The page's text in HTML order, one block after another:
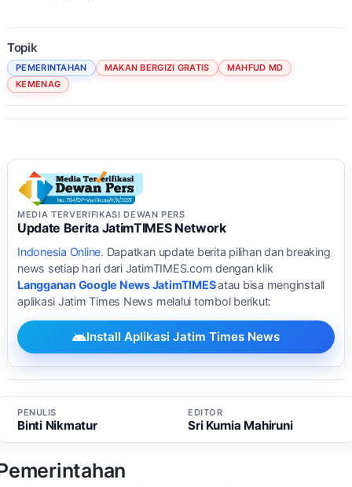
Topik
PEMERINTAHAN MAKAN BERGIZI GRATIS
MAHFUD MD
KEMENAG
MEDIA TERVERIFIKASI DEWAN PERS
Update Berita JatimTIMES Network
Indonesia Online. Dapatkan update berita pilihan dan breaking
news setiap hari dari JatimTIMES.com dengan klik
Langganan Google News JatimTIMESatau bisa menginstall
aplikasi Jatim Times News melalui tombol berikut:
Install Aplikasi Jatim Times News
PENULIS
Binti Nikmatur
EDITOR
Sri Kurnia Mahiruni